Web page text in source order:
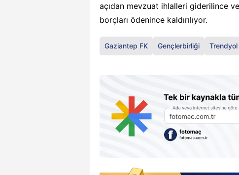
açıdan mevzuat ihlalleri giderilince
borçları ödenince kaldırılıyor.
Gaziantep FK Gençlerbirliği